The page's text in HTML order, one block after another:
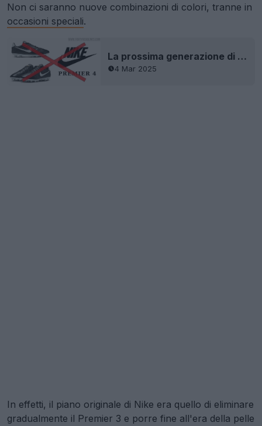
Non ci saranno nuove combinazioni di colori, tranne in
occasioni speciali.
La prossima generazione di Nike Premier 4 è stata cancellata e tutte le uscite previste sono state annullate?
4 Mar 2025
In effetti, il piano originale di Nike era quello di eliminare
gradualmente il Premier 3 e porre fine all'era della pelle